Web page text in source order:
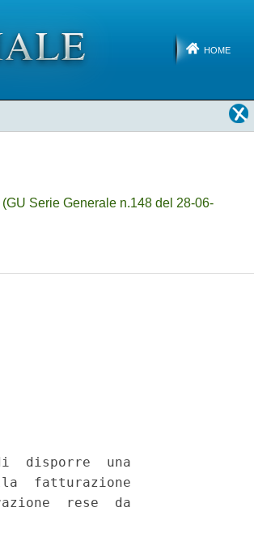
HOME
(GU Serie Generale n.148 del 28-06-